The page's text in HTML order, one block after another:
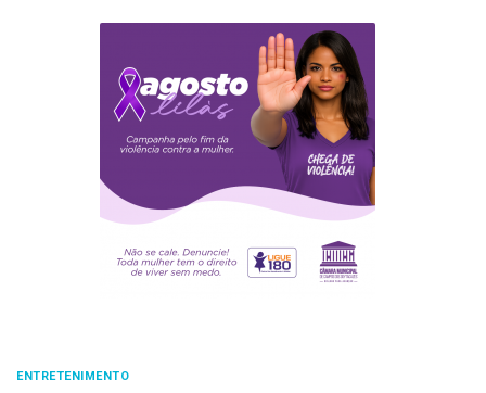
ENTRETENIMENTO